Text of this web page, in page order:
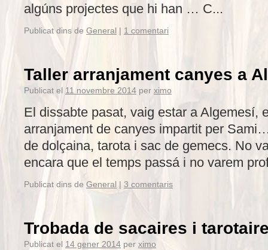
algúns projectes que hi han … C...
Publicat dins de General | 1 comentari
Taller arranjament canyes a
Publicat el 11 novembre 2014 per ximo
El dissabte pasat, vaig estar a Algemesí,
arranjament de canyes impartit per
de dolçaina, tarota i sac de gemecs. No
encara que el temps passá i no varem
Publicat dins de General | 3 comentaris
Trobada de sacaires i
Publicat el 14 gener 2014 per ximo